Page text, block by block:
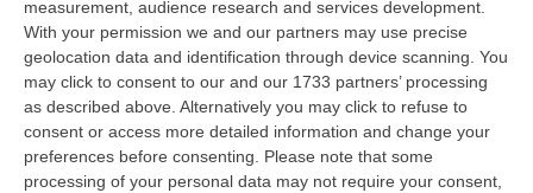
measurement, audience research and services development.
With your permission we and our partners may use precise
geolocation data and identification through device scanning. You
may click to consent to our and our 1733 partners’ processing
as described above. Alternatively you may click to refuse to
consent or access more detailed information and change your
preferences before consenting.
Please note that some
processing of your personal data may not require your consent,
07 Agosto, 22:35
Basilica Dell’Immacolata Concezione Di Catanzaro, Ferro:
«finanziamento Da 800 Milioni Di Euro»
“CATANZARO «Con un importante finanziamento di 800 mila euro, si potrà
dare avvio agli attesi lavori di ristrutturazione della Basilica dell…
07 Agosto, 22:02